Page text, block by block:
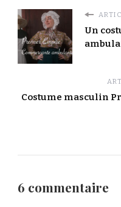
Un
Costume masculin
6 commentaire